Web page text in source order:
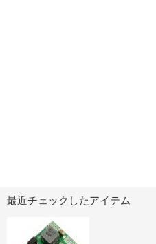
最近チェックしたアイテム